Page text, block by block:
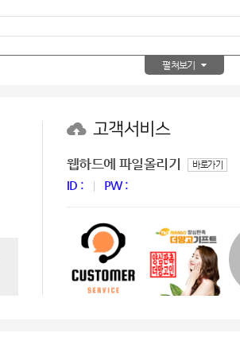
28 AP-100150
29 AP-100084
우산
AP-100062
양심판촉
펼쳐보기
고객서비스
웹하드에 파일올리기 바로가기
ID : PW :